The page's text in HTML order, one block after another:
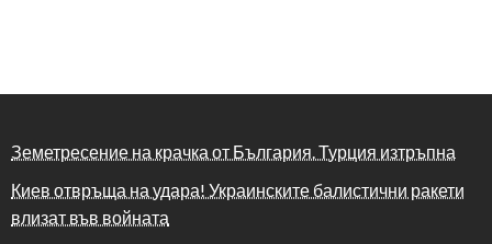
Земетресение на крачка от България. Турция изтръпна
Киев отвръща на удара! Украинските балистични ракети
влизат във войната